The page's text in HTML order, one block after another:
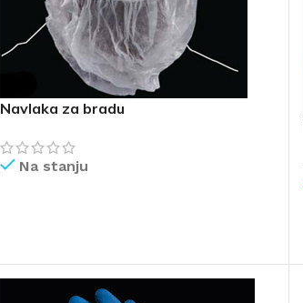
Navlaka za bradu
Na stanju